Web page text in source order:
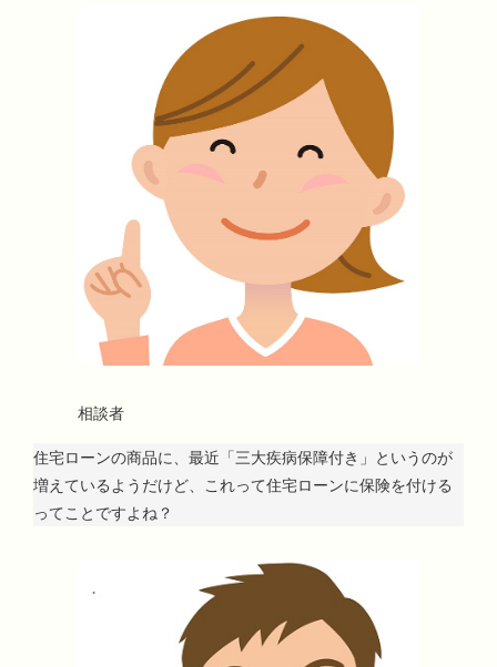
相談者
住宅ローンの商品に、最近「三大疾病保障付き」というのが
増えているようだけど、これって住宅ローンに保険を付ける
ってことですよね？